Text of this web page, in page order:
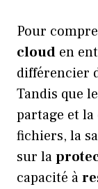
Pour
cloud en
différencier
Tandis que
partage et
fichiers, la
sur la
capacité à